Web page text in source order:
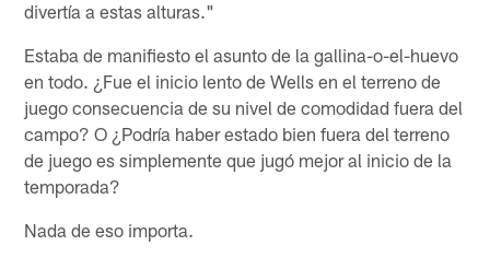
divertía a estas alturas."
Estaba de manifiesto el asunto de la gallina-o-el-huevo
en todo. ¿Fue el inicio lento de Wells en el terreno de
juego consecuencia de su nivel de comodidad fuera del
campo? O ¿Podría haber estado bien fuera del terreno
de juego es simplemente que jugó mejor al inicio de la
temporada?
Nada de eso importa.